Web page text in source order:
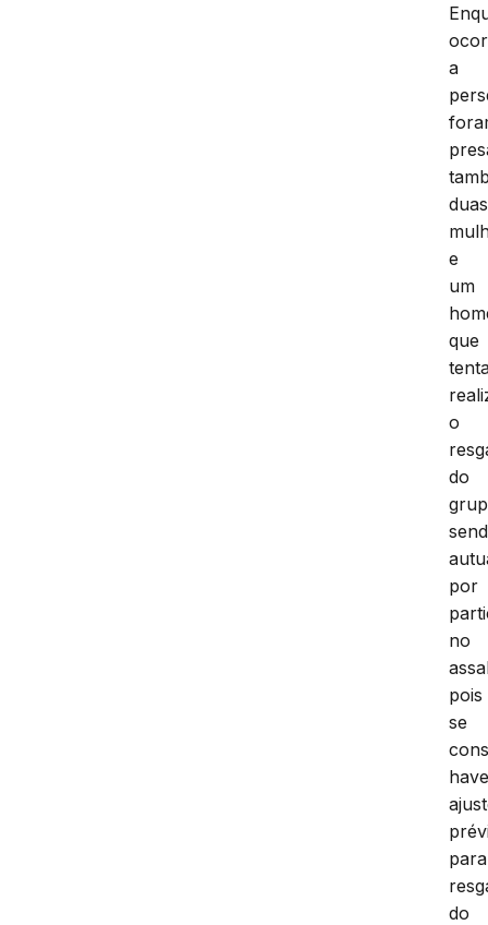
a
duas
e
um
que
o
do
por
no
pois
se
para
do